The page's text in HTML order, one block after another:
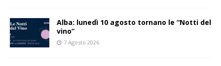
Alba: lunedì 10 agosto tornano le “Notti del
vino”
7 Agosto 2026